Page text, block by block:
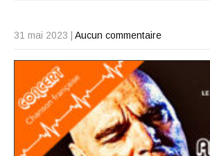
31 mai 2023 Aucun commentaire